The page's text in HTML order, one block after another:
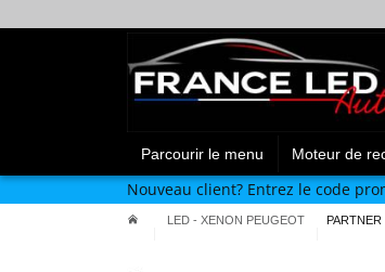
Parcourir le menu Moteur de
Nouveau client? Entrez le code
LED - XENON PEUGEOT